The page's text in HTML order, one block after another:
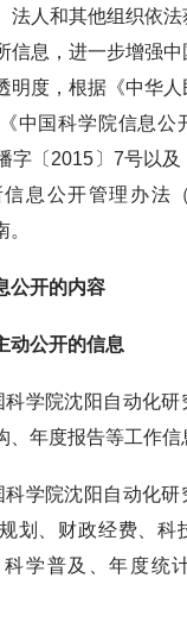
法人和其他组织依
信息，进一步增强
明度，根据《中华
中国科学院信息公
字〔 2015 〕 7号以及
息公开管理办法
公开的内容
动公开的信息
科学院沈阳自动化
、年度报告等工作信
科学院沈阳自动化研
划、财政经费、科
学普及、年度统